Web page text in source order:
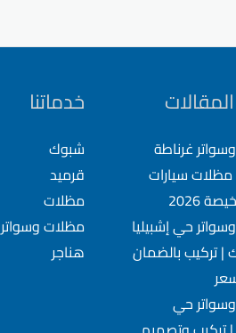
غرناطة
مظلات سيارات
2026
حي إشبيليا
| تركيب بالضمان
حي
خدماتنا
شبوك
قرميد
مظلات
مظلات وسواتر
هناجر